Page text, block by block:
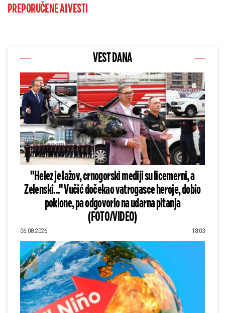
PREPORUČENE AI VESTI
VEST DANA
"Helez je lažov, crnogorski mediji su licemerni, a
Zelenski..." Vučić dočekao vatrogasce heroje, dobio
poklone, pa odgovorio na udarna pitanja
(FOTO/VIDEO)
06.08.2026 18:03